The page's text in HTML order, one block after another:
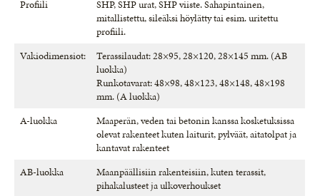
Profiili
SHP, SHP urat, SHP viiste. Sahapintainen,
mitallistettu, sileäksi höylätty tai esim. uritettu
profiili.
Vakiodimensiot:
Terassilaudat: 28×95, 28×120, 28×145 mm. (AB
luokka)
Runkotavarat: 48×98, 48×123, 48×148, 48×198
mm. (A luokka)
A-luokka
Maaperän, veden tai betonin kanssa kosketuksissa
olevat rakenteet kuten laiturit, pylväät, aitatolpat ja
kantavat rakenteet
AB-luokka
Maanpäällisiin rakenteisiin, kuten terassit,
pihakalusteet ja ulkoverhoukset